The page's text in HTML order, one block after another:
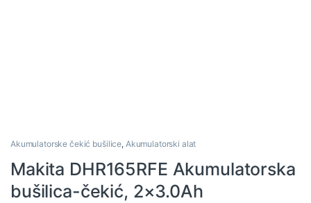
Akumulatorske čekić bušilice, Akumulatorski alat
Makita DHR165RFE Akumulatorska
bušilica-čekić, 2×3.0Ah